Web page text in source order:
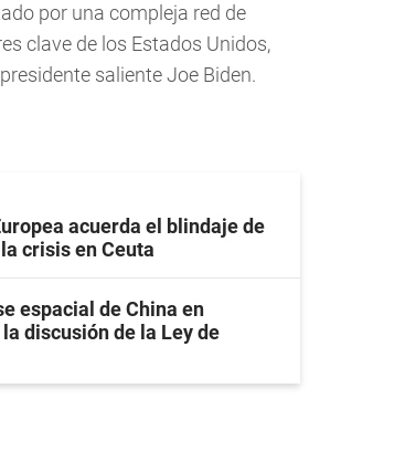
por una compleja red de
clave de los Estados Unidos,
saliente Joe Biden.
acuerda el blindaje de
crisis en Ceuta
espacial de China en
discusión de la Ley de